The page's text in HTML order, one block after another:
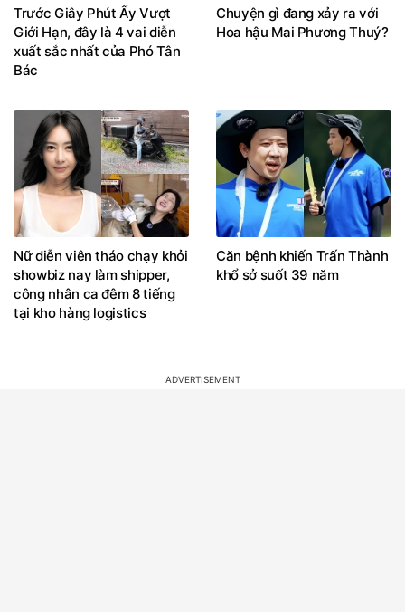
Trước Giây Phút Ấy Vượt
Giới Hạn, đây là 4 vai diễn
xuất sắc nhất của Phó Tân
Bác
Chuyện gì đang xảy ra với
Hoa hậu Mai Phương Thuý?
Nữ diễn viên tháo chạy khỏi
showbiz nay làm shipper,
công nhân ca đêm 8 tiếng
tại kho hàng logistics
Căn bệnh khiến Trấn Thành
khổ sở suốt 39 năm